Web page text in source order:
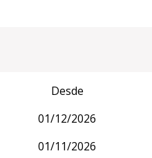
Desde
01/12/2026
01/11/2026